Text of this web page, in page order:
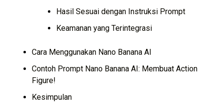
Hasil Sesuai dengan Instruksi Prompt
Keamanan yang Terintegrasi
Cara Menggunakan Nano Banana AI
Contoh Prompt Nano Banana AI: Membuat Action
Figure!
Kesimpulan